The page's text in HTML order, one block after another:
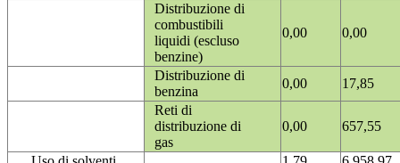
Distribuzione di
combustibili
liquidi (escluso
benzine)
0,00 0,00
Distribuzione di
benzina
0,00
17,85
Reti di
distribuzione di
gas
0,00 657,55